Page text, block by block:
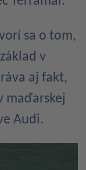
sa o tom,
v
aj fakt,
maďarskej
Audi.